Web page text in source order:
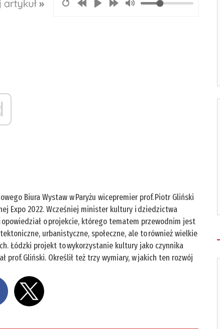
Biura Wystaw w Paryżu wicepremier prof. Piotr Gliński
Expo 2022. Wcześniej minister kultury i dziedzictwa
o projekcie, którego tematem przewodnim jest
urbanistyczne, społeczne, ale to również wielkie
Łódzki projekt to wykorzystanie kultury jako czynnika
prof. Gliński. Określił też trzy wymiary, w jakich ten rozwój